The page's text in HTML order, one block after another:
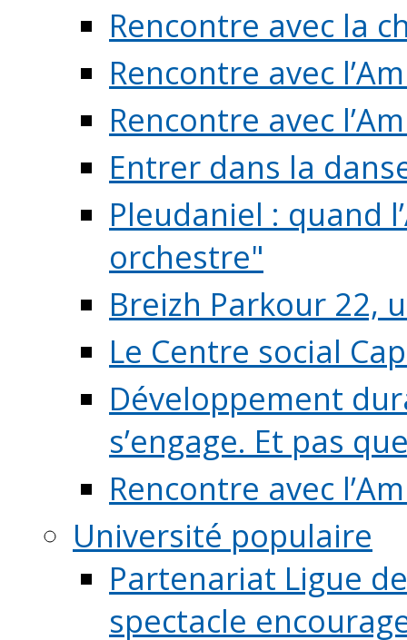
Rencontre avec la
Rencontre avec
Rencontre avec
Entrer dans la
Pleudaniel : quand
orchestre"
Breizh Parkour 22,
Le Centre social
Développement
s’engage. Et pas
Rencontre avec
Université populaire
Partenariat Ligue
spectacle